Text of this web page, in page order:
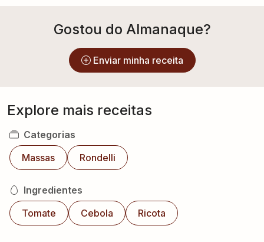
Gostou do Almanaque?
Enviar minha receita
Explore mais receitas
Categorias
Massas
Rondelli
Ingredientes
Tomate
Cebola Ricota